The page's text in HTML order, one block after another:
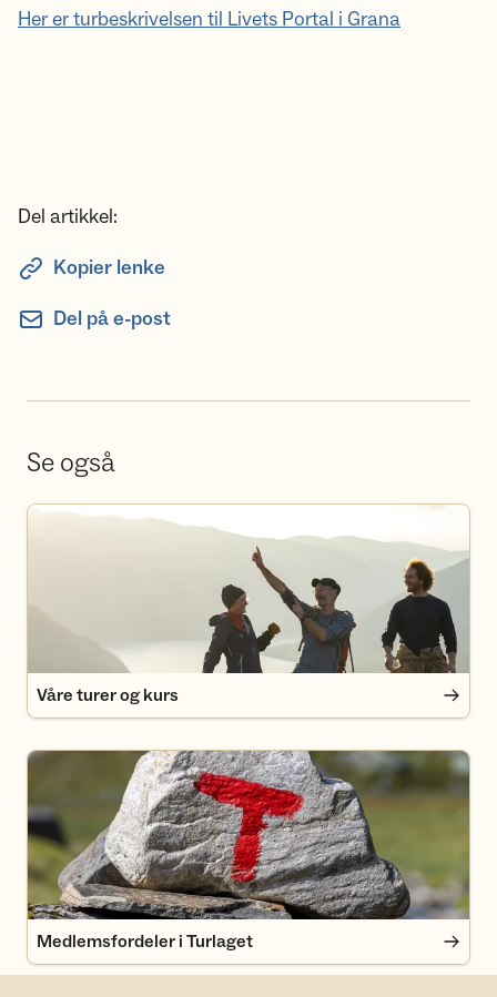
Her er turbeskrivelsen til Livets Portal i Grana
Del artikkel:
Kopier lenke
Del på e-post
Se også
Våre turer og kurs
Våre turer og kurs
Medlemsfordeler i Turlaget
Medlemsfordeler i Turlaget